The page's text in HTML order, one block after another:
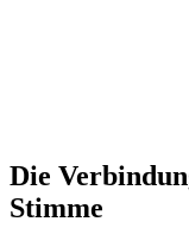
Die
Stimme